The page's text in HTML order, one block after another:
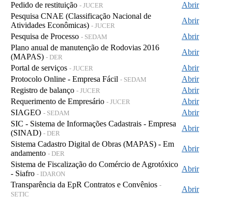
Pedido de restituição - JUCER
Abrir
Pesquisa CNAE (Classificação Nacional de
Atividades Econômicas) - JUCER
Abrir
Pesquisa de Processo - SEDAM
Abrir
Plano anual de manutenção de Rodovias 2016
(MAPAS) - DER
Abrir
Portal de serviços - JUCER
Abrir
Protocolo Online - Empresa Fácil - SEDAM
Abrir
Registro de balanço - JUCER
Abrir
Requerimento de Empresário - JUCER
Abrir
SIAGEO - SEDAM
Abrir
SIC - Sistema de Informações Cadastrais - Empresa
(SINAD) - DER
Abrir
Sistema Cadastro Digital de Obras (MAPAS) - Em
andamento - DER
Abrir
Sistema de Fiscalização do Comércio de Agrotóxico
- Siafro - IDARON
Abrir
Transparência da EpR Contratos e Convênios -
SETIC
Abrir